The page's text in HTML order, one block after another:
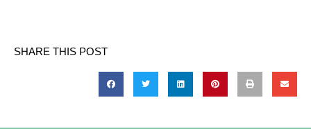
SHARE THIS POST